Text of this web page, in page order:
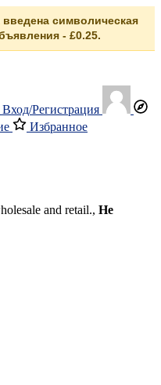
символическая
- £0.25.
Вход/Регистрация
Избранное
and retail., Не